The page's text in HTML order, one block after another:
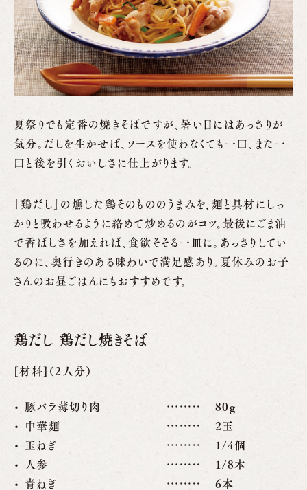
夏祭りでも定番の焼きそばですが、暑い日にはあっさりが
気分。だしを生かせば、ソースを使わなくても一口、また一
口と後を引くおいしさに仕上がります。
「鶏だし」の燻した鶏そのもののうまみを、麺と具材にしっ
かりと吸わせるように絡めて炒めるのがコツ。最後にごま油
で香ばしさを加えれば、食欲そそる一皿に。あっさりしてい
るのに、奥行きのある味わいで満足感あり。夏休みのお子
さんのお昼ごはんにもおすすめです。
鶏だし 鶏だし焼きそば
[材料]（2人分）
豚バラ薄切り肉
80g
中華麺
2玉
玉ねぎ
1/4個
人参
1/8本
青ねぎ
6本